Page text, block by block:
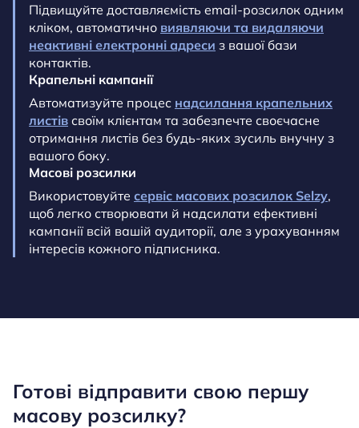
Підвищуйте доставляємість email-розсилок одним
кліком, автоматично виявляючи та видаляючи
неактивні електронні адреси з вашої бази
контактів.
Крапельні кампанії
Автоматизуйте процес надсилання крапельних
листів своїм клієнтам та забезпечте своєчасне
отримання листів без будь-яких зусиль внучну з
вашого боку.
Масові розсилки
Використовуйте сервіс масових розсилок Selzy,
щоб легко створювати й надсилати ефективні
кампанії всій вашій аудиторії, але з урахуванням
інтересів кожного підписника.
Готові відправити свою першу
масову розсилку?